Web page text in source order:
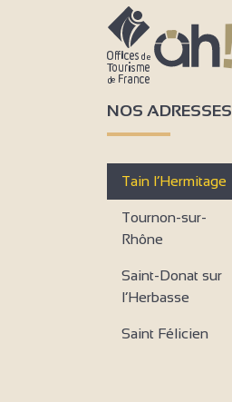
NOS ADRESSES
Tain l’Hermitage
Tournon-sur-
Rhône
Saint-Donat sur
l’Herbasse
Saint Félicien